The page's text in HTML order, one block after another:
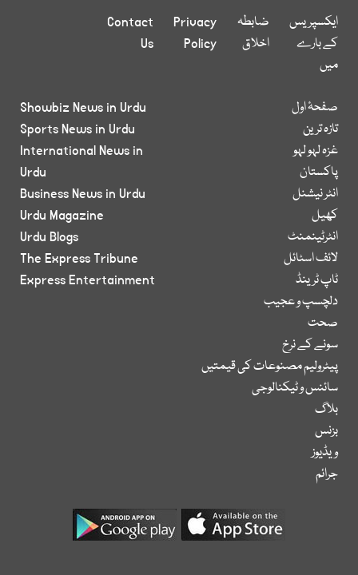
ایکسپریس
کے بارے
میں
ضابطہ
اخلاق
Privacy
Policy
Contact
Us
صفحۂ اول
تازہ ترین
غزہ لہو لہو
پاکستان
انٹر نیشنل
کھیل
انٹرٹینمنٹ
لائف اسٹائل
ٹاپ ٹرینڈ
دلچسپ و عجیب
صحت
سونے کے نرخ
پیٹرولیم مصنوعات کی قیمتیں
سائنس و ٹیکنالوجی
بلاگ
بزنس
ویڈیوز
جرائم
Showbiz News in Urdu
Sports News in Urdu
International News in
Urdu
Business News in Urdu
Urdu Magazine
Urdu Blogs
The Express Tribune
Express Entertainment